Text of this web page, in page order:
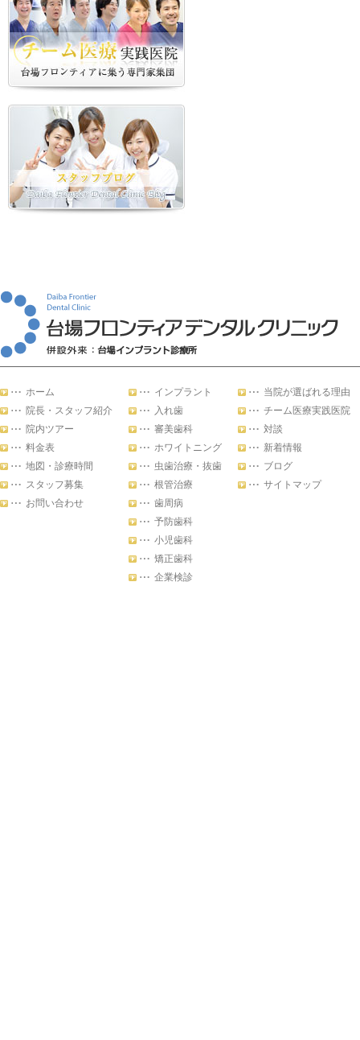
ホーム
院長・スタッフ紹介
院内ツアー
料金表
地図・診療時間
スタッフ募集
お問い合わせ
インプラント
入れ歯
審美歯科
ホワイトニング
虫歯治療・抜歯
根管治療
歯周病
予防歯科
小児歯科
矯正歯科
企業検診
当院が選ばれる理由
チーム医療実践医院
対談
新着情報
ブログ
サイトマップ